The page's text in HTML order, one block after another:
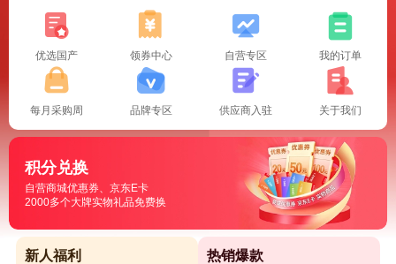
优选国产 领券中心 自营专区 我的订单
每月采购周 品牌专区 供应商入驻 关于我们
积分兑换
自营商城优惠券、京东E卡
2000多个大牌实物礼品免费换
新人福利 热销爆款